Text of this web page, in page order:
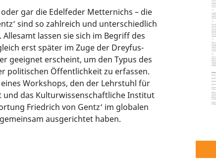
gar die Edelfeder Metternichs – die
sind so zahlreich und unterschiedlich
lassen sie sich im Begriff des
erst später im Zuge der Dreyfus-
geeignet erscheint, um den Typus des
politischen Öffentlichkeit zu erfassen.
Workshops, den der Lehrstuhl für
und das Kulturwissenschaftliche Institut
Friedrich von Gentz‘ im globalen
ausgerichtet haben.